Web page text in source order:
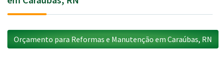
Orçamento para Reformas e Manutenção em Caraúbas, RN